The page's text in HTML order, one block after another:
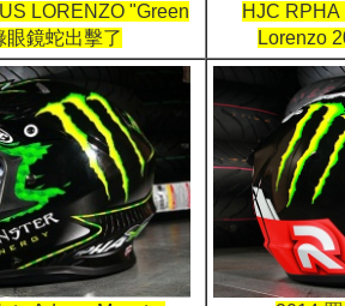
LORENZO "Green
眼鏡蛇出擊了
HJC RPHA
Lorenzo